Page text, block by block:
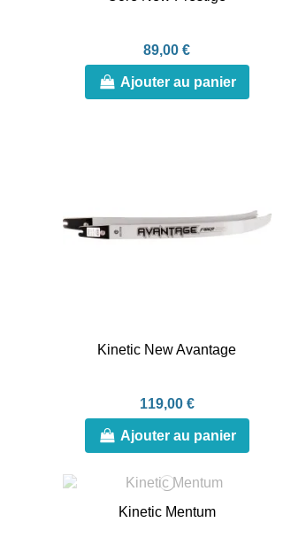
89,00 €
Ajouter au panier
Kinetic New Avantage
119,00 €
Ajouter au panier
Kinetic Mentum